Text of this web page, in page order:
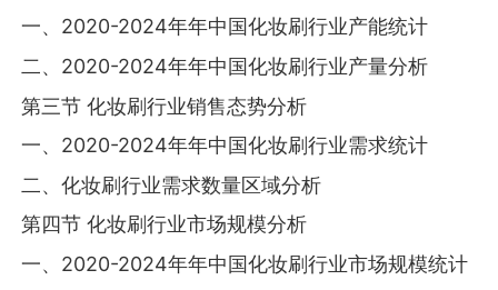
一、2020-2024年年中国化妆刷行业产能统计
二、2020-2024年年中国化妆刷行业产量分析
第三节 化妆刷行业销售态势分析
一、2020-2024年年中国化妆刷行业需求统计
二、化妆刷行业需求数量区域分析
第四节 化妆刷行业市场规模分析
一、2020-2024年年中国化妆刷行业市场规模统计